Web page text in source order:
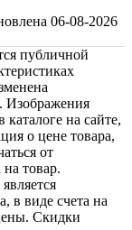
06-08-2026
публичной
Изображения
на сайте,
о цене товара,
от
товар.
в виде счета на
Скидки